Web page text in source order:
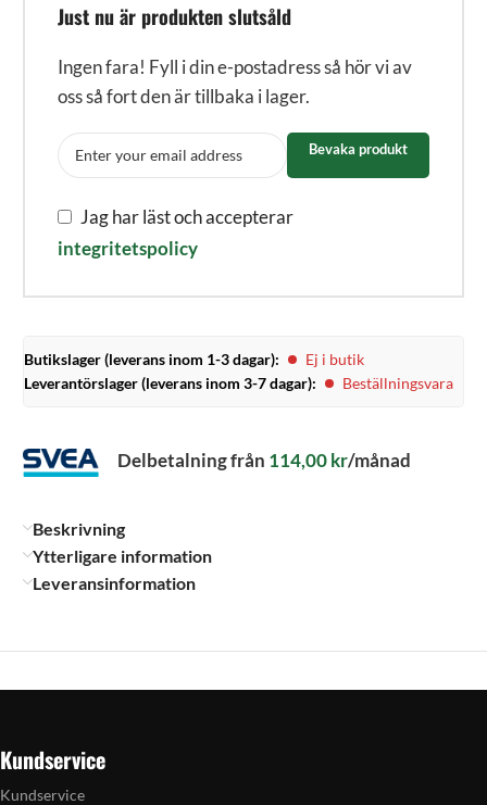
Just nu är produkten slutsåld
Ingen fara! Fyll i din e-postadress så hör vi av
oss så fort den är tillbaka i lager.
Bevaka produkt
Jag har läst och accepterar
integritetspolicy
Butikslager (leverans inom 1-3 dagar):
Ej i butik
Leverantörslager (leverans inom 3-7 dagar):
Beställningsvara
Delbetalning från 114,00kr/månad
Beskrivning
Ytterligare information
Leveransinformation
Kundservice
Kundservice